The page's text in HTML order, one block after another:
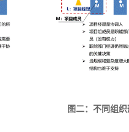
图二：不同组